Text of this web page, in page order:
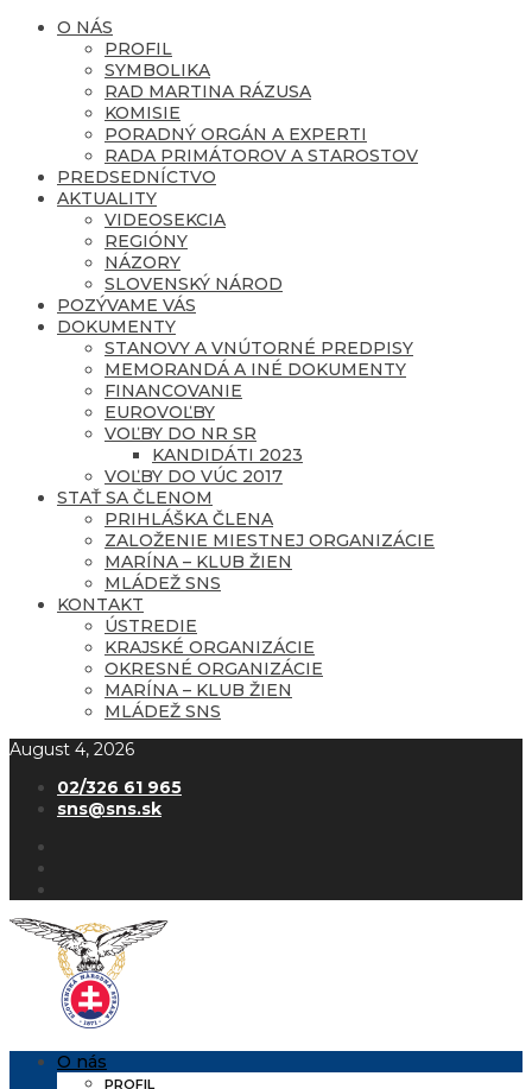
O NÁS
PROFIL
SYMBOLIKA
RAD MARTINA RÁZUSA
KOMISIE
PORADNÝ ORGÁN A EXPERTI
RADA PRIMÁTOROV A STAROSTOV
PREDSEDNÍCTVO
AKTUALITY
VIDEOSEKCIA
REGIÓNY
NÁZORY
SLOVENSKÝ NÁROD
POZÝVAME VÁS
DOKUMENTY
STANOVY A VNÚTORNÉ PREDPISY
MEMORANDÁ A INÉ DOKUMENTY
FINANCOVANIE
EUROVOĽBY
VOĽBY DO NR SR
KANDIDÁTI 2023
VOĽBY DO VÚC 2017
STAŤ SA ČLENOM
PRIHLÁŠKA ČLENA
ZALOŽENIE MIESTNEJ ORGANIZÁCIE
MARÍNA – KLUB ŽIEN
MLÁDEŽ SNS
KONTAKT
ÚSTREDIE
KRAJSKÉ ORGANIZÁCIE
OKRESNÉ ORGANIZÁCIE
MARÍNA – KLUB ŽIEN
MLÁDEŽ SNS
August 4, 2026
02/326 61 965
sns@sns.sk
O nás
PROFIL